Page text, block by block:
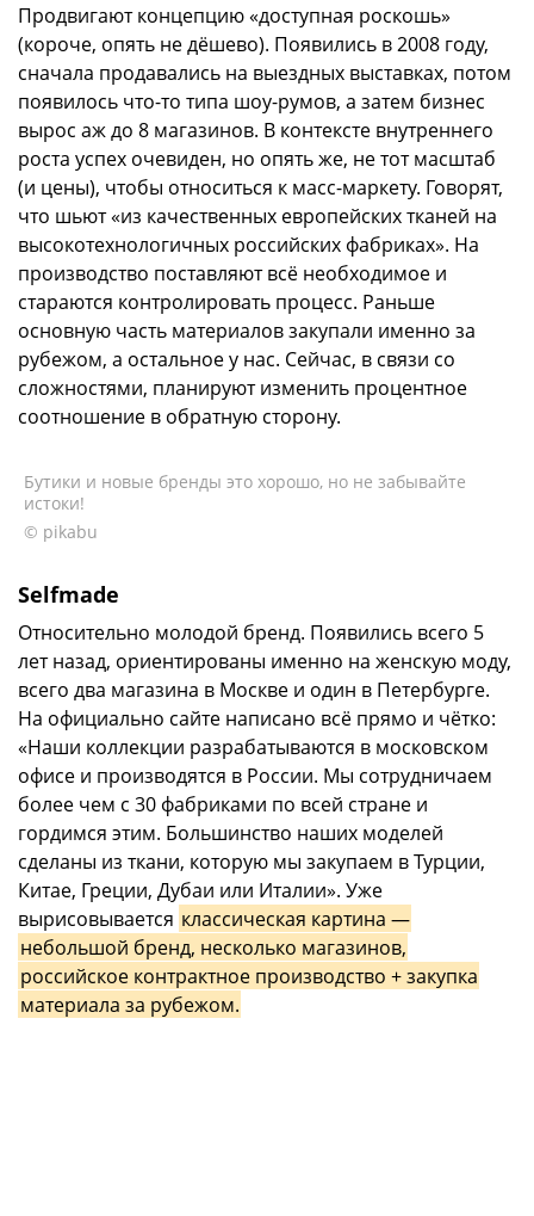
Продвигают концепцию «доступная роскошь»
(короче, опять не дёшево). Появились в 2008 году,
сначала продавались на выездных выставках, потом
появилось что-то типа шоу-румов, а затем бизнес
вырос аж до 8 магазинов. В контексте внутреннего
роста успех очевиден, но опять же, не тот масштаб
(и цены), чтобы относиться к масс-маркету. Говорят,
что шьют «из качественных европейских тканей на
высокотехнологичных российских фабриках». На
производство поставляют всё необходимое и
стараются контролировать процесс. Раньше
основную часть материалов закупали именно за
рубежом, а остальное у нас. Сейчас, в связи со
сложностями, планируют изменить процентное
соотношение в обратную сторону.
Бутики и новые бренды это хорошо, но не забывайте
истоки!
© pikabu
Selfmade
Относительно молодой бренд. Появились всего 5
лет назад, ориентированы именно на женскую моду,
всего два магазина в Москве и один в Петербурге.
На официально сайте написано всё прямо и чётко:
«Наши коллекции разрабатываются в московском
офисе и производятся в России. Мы сотрудничаем
более чем с 30 фабриками по всей стране и
гордимся этим. Большинство наших моделей
сделаны из ткани, которую мы закупаем в Турции,
Китае, Греции, Дубаи или Италии». Уже
вырисовывается классическая картина —
небольшой бренд, несколько магазинов,
российское контрактное производство + закупка
материала за рубежом.